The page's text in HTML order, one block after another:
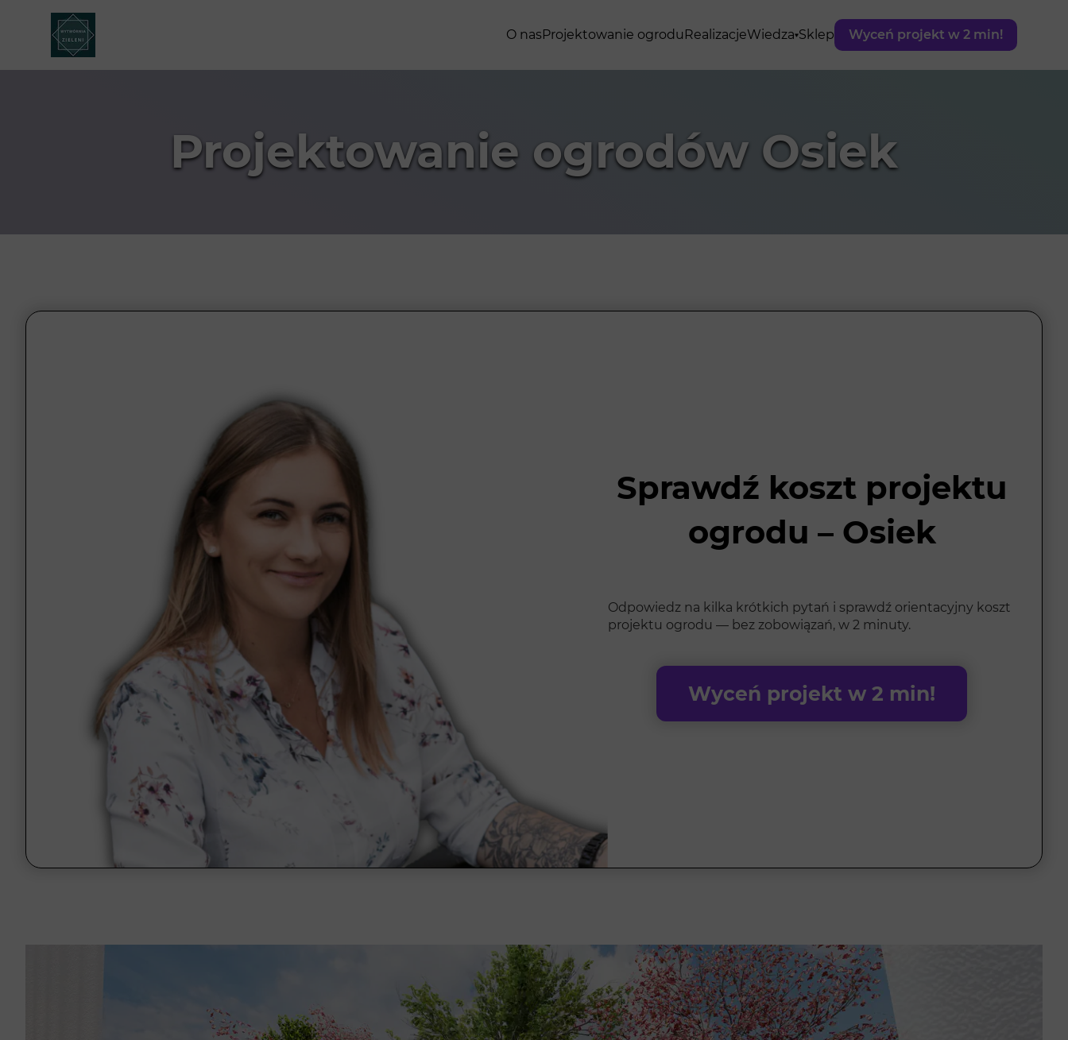
O nasProjektowanie ogrodu RealizacjeWiedza Sklep Wyceń projekt w 2 min!
Projektowanie ogrodów Osiek
Sprawdź koszt projektu
ogrodu – Osiek
Odpowiedz na kilka krótkich pytań i sprawdź orientacyjny koszt
projektu ogrodu — bez zobowiązań, w 2 minuty.
Wyceń projekt w 2 min!